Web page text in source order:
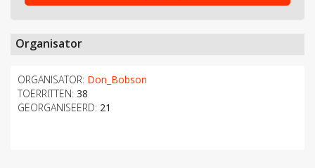
Organisator
ORGANISATOR: Don_Bobson
TOERRITTEN: 38
GEORGANISEERD: 21